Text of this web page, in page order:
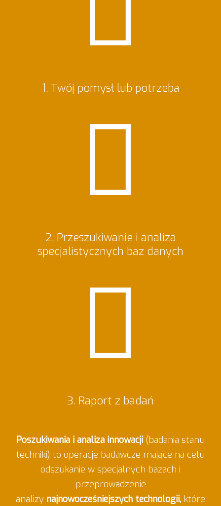
1. Twój pomysł lub potrzeba
2. Przeszukiwanie i analiza
specjalistycznych baz danych
3. Raport z badań
Poszukiwania i analiza innowacji (badania stanu
techniki) to operacje badawcze mające na celu
odszukanie w specjalnych bazach i
przeprowadzenie
analizy najnowocześniejszych technologii, które